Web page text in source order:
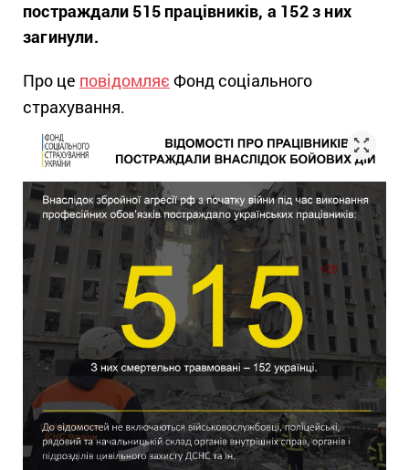
постраждали 515 працівників, а 152 з них
загинули.
Про це повідомляє Фонд соціального
страхування.